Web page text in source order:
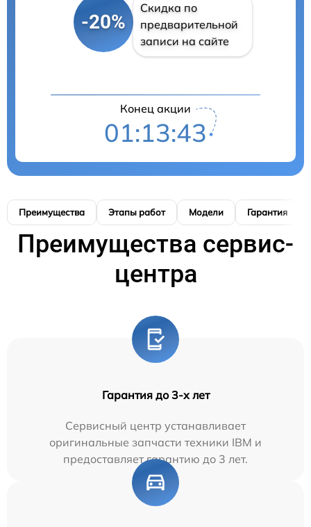
-20%
Скидка по
предварительной
записи на сайте
Конец акции
01:13:42
Преимущества Этапы работ Модели Гарантия
Преимущества сервис-
центра
Гарантия до 3-х лет
Сервисный центр устанавливает
оригинальные запчасти техники IBM и
предоставляет гарантию до 3 лет.